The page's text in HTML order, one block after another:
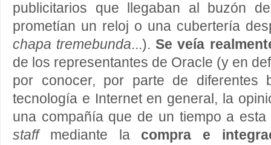
publicitarios que llegaban al buzón
prometían un reloj o una cubertería
chapa tremebunda...). Se veía
de los representantes de Oracle (y en
por conocer, por parte de diferentes
tecnología e Internet en general, la
una compañía que de un tiempo a
staff mediante la compra e